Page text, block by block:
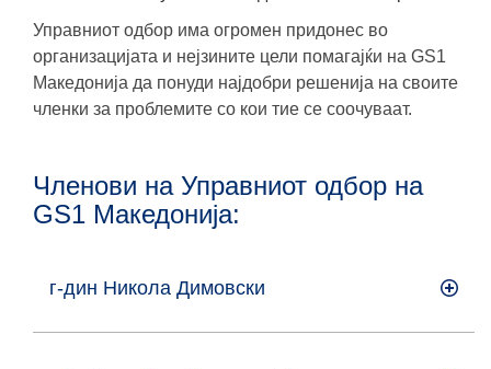
Управниот одбор има огромен придонес во
организацијата и нејзините цели помагајќи на GS1
Македонија да понуди најдобри решенија на своите
членки за проблемите со кои тие се соочуваат.
Членови на Управниот одбор на
GS1 Македонија:
г-дин Никола Димовски